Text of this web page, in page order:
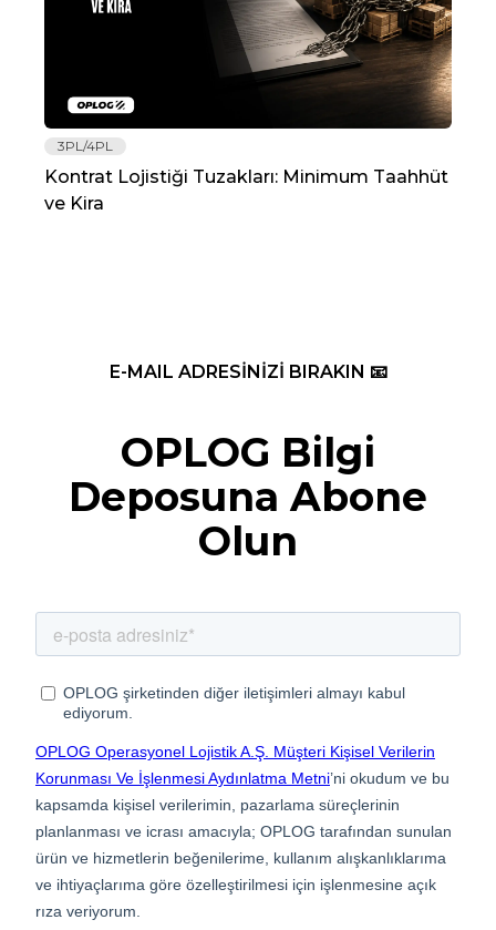
3PL/4PL
Kontrat Lojistiği Tuzakları: Minimum Taahhüt
ve Kira
E-MAIL ADRESİNİZİ BIRAKIN 📧
OPLOG Bilgi
Deposuna Abone
Olun